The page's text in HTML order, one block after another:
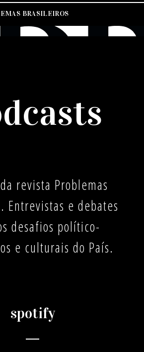
BRASILEIROS
revista Problemas
Entrevistas e debates
desafios político-
e culturais do País.
spotify